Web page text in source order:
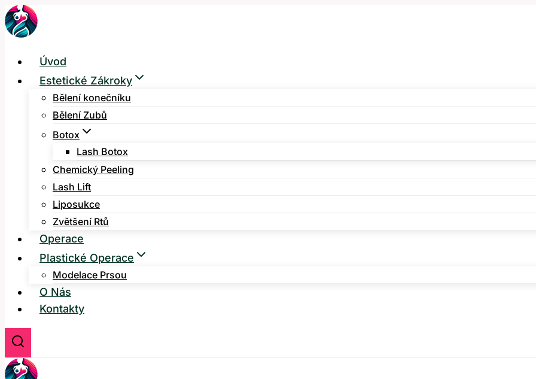
Přeskočit
na
Úvod
Estetické Zákroky
Bělení konečníku
Bělení Zubů
Botox
Lash Botox
Chemický Peeling
Lash Lift
Liposukce
Zvětšení Rtů
Operace
Plastické Operace
Modelace Prsou
O Nás
Kontakty